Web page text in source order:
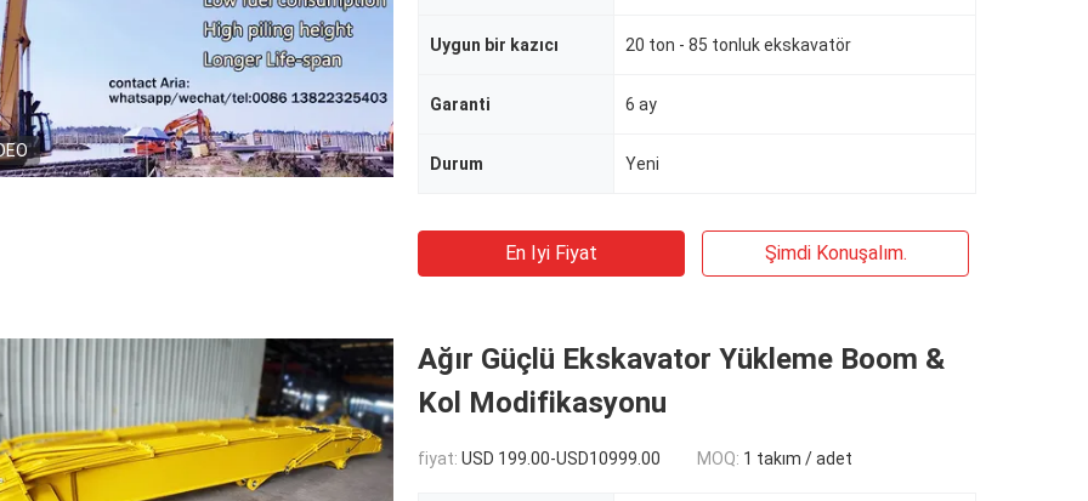
Uygun bir kazıcı 20 ton - 85 tonluk ekskavatör
Garanti 6 ay
Durum Yeni
En Iyi Fiyat Şimdi Konuşalım.
Ağır Güçlü Ekskavator Yükleme Boom &
Kol Modifikasyonu
fiyat: USD 199.00-USD10999.00 MOQ: 1 takım / adet